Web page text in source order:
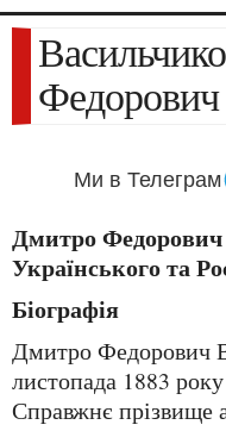
Васильчиков Дмитро
Федорович
Ми в Телеграм
Дмитро Федорович Васильчиков: Актор
Українського та
Біографія
Дмитро Федорович Васильчиков народився 6
листопада 1883
Справжнє прізвище